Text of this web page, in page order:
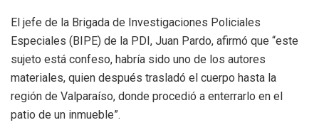
El jefe de la Brigada de Investigaciones Policiales
Especiales (BIPE) de la PDI, Juan Pardo, afirmó que “este
sujeto está confeso, habría sido uno de los autores
materiales, quien después trasladó el cuerpo hasta la
región de Valparaíso, donde procedió a enterrarlo en el
patio de un inmueble”.